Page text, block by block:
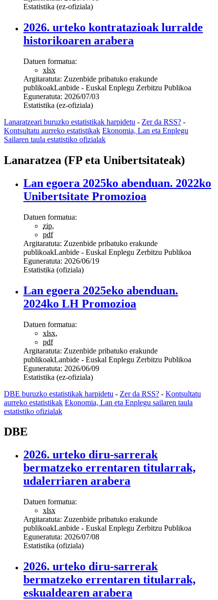
Estatistika (ez-ofiziala)
2026. urteko kontratazioak lurralde
historikoaren arabera
Datuen formatua:
xlsx
Argitaratuta: Zuzenbide pribatuko erakunde
publikoakLanbide - Euskal Enplegu Zerbitzu Publikoa
Eguneratuta: 2026/07/03
Estatistika (ez-ofiziala)
Lanaratzeari buruzko estatistikak harpidetu - Zer da RSS? -
Kontsultatu aurreko estatistikak Ekonomia, Lan eta Enplegu
Sailaren taula estatistiko ofizialak
Lanaratzea (FP eta Unibertsitateak)
Lan egoera 2025ko abenduan. 2022ko
Unibertsitate Promozioa
Datuen formatua:
zip,
pdf
Argitaratuta: Zuzenbide pribatuko erakunde
publikoakLanbide - Euskal Enplegu Zerbitzu Publikoa
Eguneratuta: 2026/06/19
Estatistika (ofiziala)
Lan egoera 2025eko abenduan.
2024ko LH Promozioa
Datuen formatua:
xlsx,
pdf
Argitaratuta: Zuzenbide pribatuko erakunde
publikoakLanbide - Euskal Enplegu Zerbitzu Publikoa
Eguneratuta: 2026/06/09
Estatistika (ez-ofiziala)
DBE buruzko estatistikak harpidetu - Zer da RSS? - Kontsultatu
aurreko estatistikak Ekonomia, Lan eta Enplegu sailaren taula
estatistiko ofizialak
DBE
2026. urteko diru-sarrerak
bermatzeko errentaren titularrak,
udalerriaren arabera
Datuen formatua:
xlsx
Argitaratuta: Zuzenbide pribatuko erakunde
publikoakLanbide - Euskal Enplegu Zerbitzu Publikoa
Eguneratuta: 2026/07/08
Estatistika (ofiziala)
2026. urteko diru-sarrerak
bermatzeko errentaren titularrak,
eskualdearen arabera